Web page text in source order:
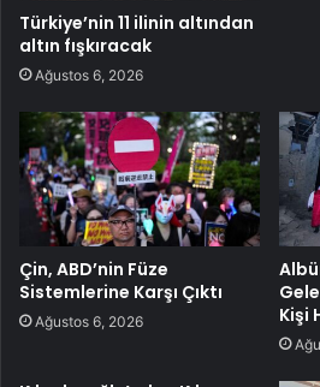
Türkiye’nin 11 ilinin altından
altın fışkıracak
Ağustos 6, 2026
Çin, ABD’nin Füze
Sistemlerine Karşı Çıktı
Ağustos 6, 2026
Kişi